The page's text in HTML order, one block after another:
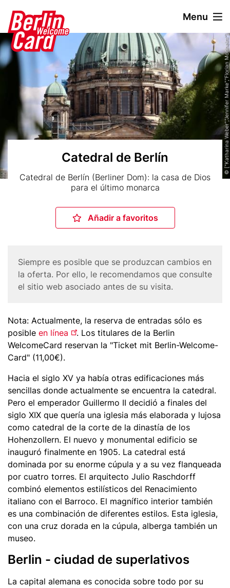
s
a
r
a
e
n
i
d
Menu
Header
image
© ["Katharina Weber","Jennifer Marke","Florian Monheim"]
Catedral de Berlín
Subtitle
Catedral de Berlín (Berliner Dom): la casa de Dios
para el último monarca
Añadir a favoritos
Añadir a favoritos
Corona
Disclaimer
Siempre es posible que se produzcan cambios en
la oferta. Por ello, le recomendamos que consulte
el sitio web asociado antes de su visita.
Body
Nota: Actualmente, la reserva de entradas sólo es
posible en línea
. Los titulares de la Berlin
WelcomeCard reservan la "Ticket mit Berlin-Welcome-
Card" (11,00€).
Hacia el siglo XV ya había otras edificaciones más
sencillas donde actualmente se encuentra la catedral.
Pero el emperador Guillermo II decidió a finales del
siglo XIX que quería una iglesia más elaborada y lujosa
como catedral de la corte de la dinastía de los
Hohenzollern. El nuevo y monumental edificio se
inauguró finalmente en 1905. La catedral está
dominada por su enorme cúpula y a su vez flanqueada
por cuatro torres. El arquitecto Julio Raschdorff
combinó elementos estilísticos del Renacimiento
italiano con el Barroco. El magnífico interior también
es una combinación de diferentes estilos. Esta iglesia,
con una cruz dorada en la cúpula, alberga también un
museo.
Berlin - ciudad de superlativos
La capital alemana es conocida sobre todo por su